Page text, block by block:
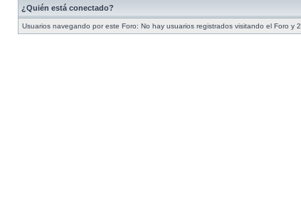
¿Quién está conectado?
Usuarios navegando por este Foro: No hay usuarios registrados visitando el Foro y